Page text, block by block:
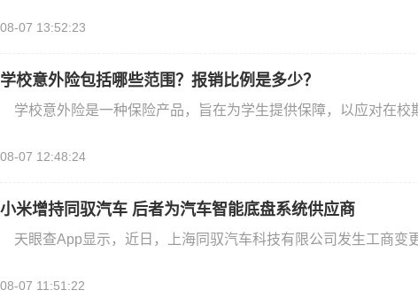
08-07 13:52:23
学校意外险包括哪些范围？报销比例是多少？
学校意外险是一种保险产品，旨在为学生提供保障，以应对在校
08-07 12:48:24
小米增持同驭汽车 后者为汽车智能底盘系统供应商
天眼查App显示，近日，上海同驭汽车科技有限公司发生工商变
08-07 11:51:22